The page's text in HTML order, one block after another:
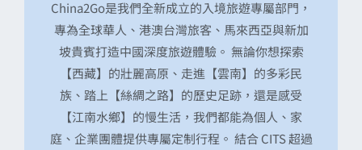
China2Go是我們全新成立的入境旅遊專屬部門，
專為全球華人、港澳台灣旅客、馬來西亞與新加
坡貴賓打造中國深度旅遊體驗。 無論你想探索
【西藏】的壯麗高原、走進【雲南】的多彩民
族、踏上【絲綢之路】的歷史足跡，還是感受
【江南水鄉】的慢生活，我們都能為個人、家
庭、企業團體提供專屬定制行程。 結合 CITS 超過